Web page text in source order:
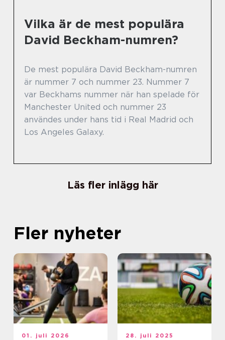
Vilka är de mest populära
David Beckham-numren?
De mest populära David Beckham-numren
är nummer 7 och nummer 23. Nummer 7
var Beckhams nummer när han spelade för
Manchester United och nummer 23
användes under hans tid i Real Madrid och
Los Angeles Galaxy.
Läs fler inlägg här
Fler nyheter
01. juli 2026 28. juli 2025